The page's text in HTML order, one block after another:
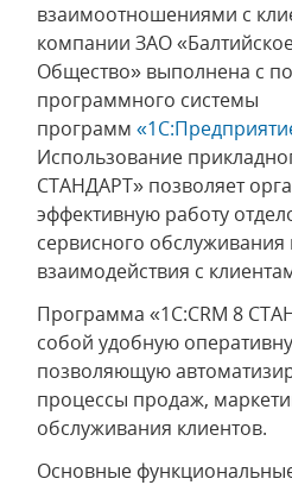
взаимоотношениями с
компании ЗАО
Общество» выполнена с
программного системы
программ
Использование
СТАНДАРТ» позволяет
эффективную работу
сервисного обслуживания
взаимодействия с
Программа «1С:CRM 8
собой удобную
позволяющую
процессы продаж,
обслуживания клиентов.
Основные